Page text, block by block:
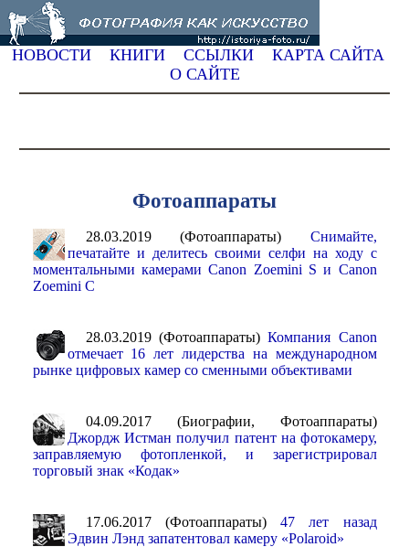
НОВОСТИ КНИГИ ССЫЛКИ
КАРТА САЙТА
О САЙТЕ
Фотоаппараты
28.03.2019 (Фотоаппараты) Снимайте,
печатайте и делитесь своими селфи на ходу с
моментальными камерами Canon Zoemini S и Canon
Zoemini C
28.03.2019 (Фотоаппараты)Компания Canon
отмечает 16 лет лидерства на международном
рынке цифровых камер со сменными объективами
04.09.2017 (Биографии, Фотоаппараты)
Джордж Истман получил патент на фотокамеру,
заправляемую фотопленкой, и зарегистрировал
торговый знак «Кодак»
17.06.2017 (Фотоаппараты) 47 лет назад
Эдвин Лэнд запатентовал камеру «Polaroid»